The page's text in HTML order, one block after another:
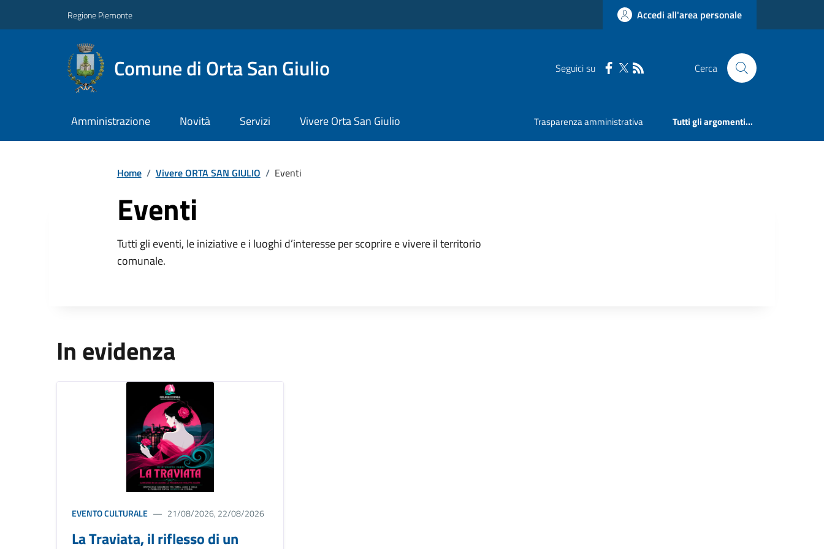
Regione Piemonte Accedi all'area personale
Comune di Orta San Giulio Seguici su Cerca
Amministrazione Novità Servizi Vivere Orta San Giulio Trasparenza amministrativa Tutti gli argomenti...
Home / Vivere ORTA SAN GIULIO / Eventi
Eventi
Tutti gli eventi, le iniziative e i luoghi d’interesse per scoprire e vivere il territorio
comunale.
In evidenza
EVENTO CULTURALE 21/08/2026, 22/08/2026
La Traviata, il riflesso di un